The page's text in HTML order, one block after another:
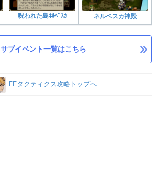
呪われた島ﾈﾙﾍﾞｽｶ ネルベスカ神殿
サブイベント一覧はこちら
FFタクティクス攻略トップへ